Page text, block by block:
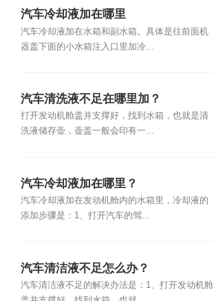
汽车冷却液加在哪里
汽车冷却液加在水箱和副水箱。具体是往前面机
器盖下面的小水箱注入口里加冷...
汽车清洗液不足在哪里加？
打开发动机舱盖并支撑好，找到水箱，也就是清
洗液储存壶，壶盖一般会印有一...
汽车冷却液加在哪里？
汽车冷却液加在发动机舱内的水箱里，冷却液的
添加步骤是：1、打开汽车的驾...
汽车清洁液不足怎么办？
汽车清洁液不足的解决办法是：1、打开发动机舱